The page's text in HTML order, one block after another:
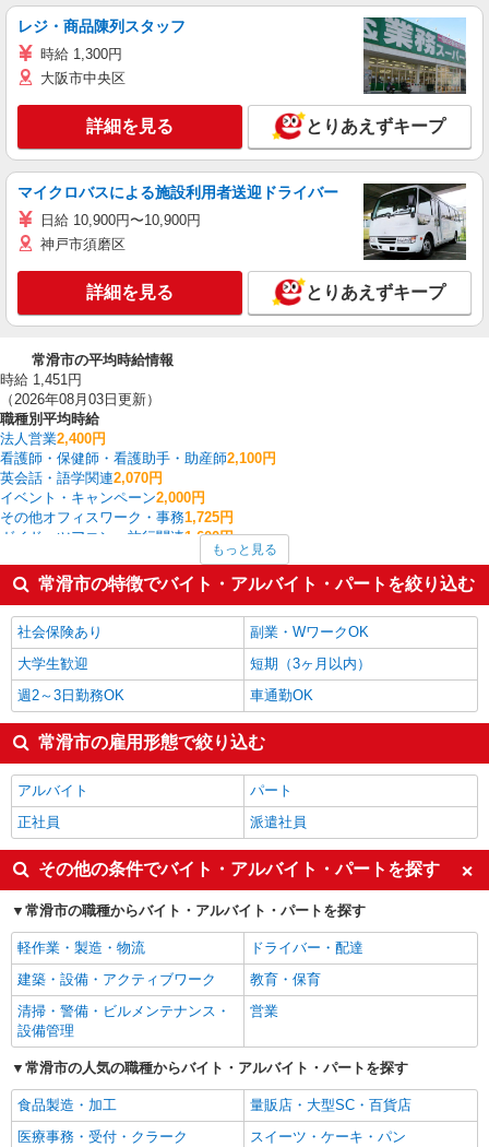
レジ・商品陳列スタッフ
時給 1,300円
大阪市中央区
詳細を見る とりあえずキープ
マイクロバスによる施設利用者送迎ドライバー
日給 10,900円〜10,900円
神戸市須磨区
詳細を見る とりあえずキープ
常滑市の平均時給情報
時給 1,451円
（2026年08月03日更新）
職種別平均時給
法人営業2,400円
看護師・保健師・看護助手・助産師2,100円
英会話・語学関連2,070円
イベント・キャンペーン2,000円
その他オフィスワーク・事務1,725円
ガイド・ツアコン・旅行関連1,600円
その他飲食・フード1,600円
インストラクター1,600円
カフェ・ダイニング1,550円
常滑市の他の職種の平均時給を見る
もっと見る
常滑市の特徴でバイト・アルバイト・パートを絞り込む
社会保険あり
副業・WワークOK
大学生歓迎
短期（3ヶ月以内）
週2～3日勤務OK
車通勤OK
常滑市の雇用形態で絞り込む
アルバイト
パート
正社員
派遣社員
その他の条件でバイト・アルバイト・パートを探す
常滑市の職種からバイト・アルバイト・パートを探す
軽作業・製造・物流
ドライバー・配達
建築・設備・アクティブワーク
教育・保育
清掃・警備・ビルメンテナンス・
設備管理
営業
常滑市の人気の職種からバイト・アルバイト・パートを探す
食品製造・加工
量販店・大型SC・百貨店
医療事務・受付・クラーク
スイーツ・ケーキ・パン